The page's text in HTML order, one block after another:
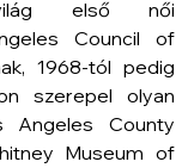
első női
Council of
1968-tól pedig
szerepel olyan
Angeles County
Museum of